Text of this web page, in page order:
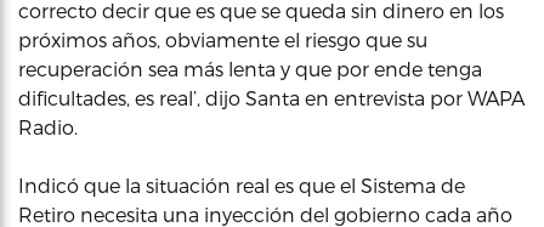
correcto decir que es que se queda sin dinero en los
próximos años, obviamente el riesgo que su
recuperación sea más lenta y que por ende tenga
dificultades, es real’, dijo Santa en entrevista por WAPA
Radio.
Indicó que la situación real es que el Sistema de
Retiro necesita una inyección del gobierno cada año